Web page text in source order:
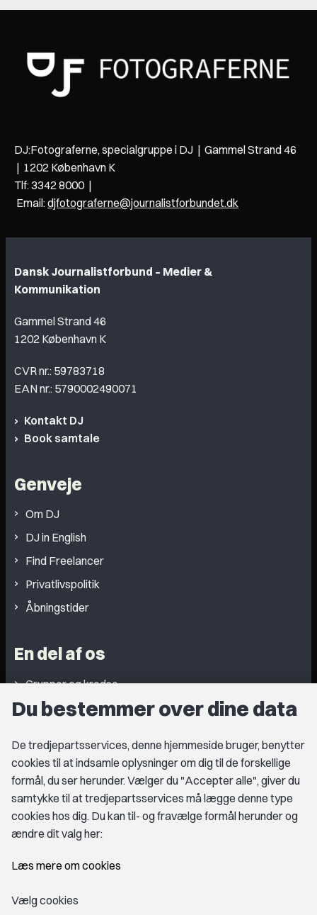
DJ:Fotograferne, specialgruppe i DJ | Gammel Strand 46
| 1202 København K
Tlf: 3342 8000 |
Email:djfotograferne@journalistforbundet.dk
Dansk Journalistforbund – Medier &
Kommunikation
Gammel Strand 46
1202 København K
CVR nr.: 59783718
EAN nr.: 5790002490071
Kontakt DJ
Book samtale
Genveje
Om DJ
DJ in English
Find Freelancer
Privatlivspolitik
Åbningstider
En del af os
Grupper og kredse
Studentergrupper
Medlemskab
Fordele som medlem
Kontingent
Du bestemmer over dine data
De tredjepartsservices, denne hjemmeside bruger, benytter
cookies til at indsamle oplysninger om dig til de forskellige
formål, du ser herunder. Vælger du "Accepter alle", giver du
samtykke til at tredjepartsservices må lægge denne type
cookies hos dig. Du kan til- og fravælge formål herunder og
ændre dit valg her:
Læs mere om cookies
Vælg cookies